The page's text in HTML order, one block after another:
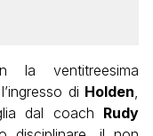
la ventitreesima
di Holden,
dal coach Rudy